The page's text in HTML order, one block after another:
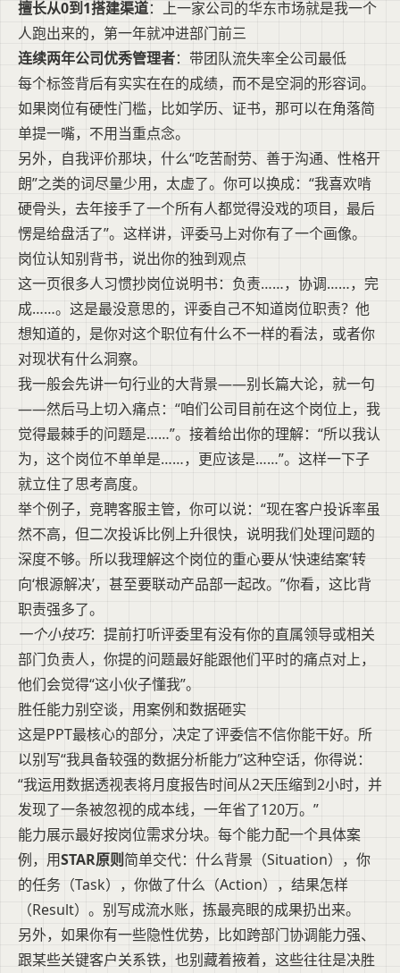
擅长从0到1搭建渠道：上一家公司的华东市场就是我一个
人跑出来的，第一年就冲进部门前三
连续两年公司优秀管理者：带团队流失率全公司最低
每个标签背后有实实在在的成绩，而不是空洞的形容词。
如果岗位有硬性门槛，比如学历、证书，那可以在角落简
单提一嘴，不用当重点念。
另外，自我评价那块，什么“吃苦耐劳、善于沟通、性格开
朗”之类的词尽量少用，太虚了。你可以换成：“我喜欢啃
硬骨头，去年接手了一个所有人都觉得没戏的项目，最后
愣是给盘活了”。这样讲，评委马上对你有了一个画像。
岗位认知别背书，说出你的独到观点
这一页很多人习惯抄岗位说明书：负责……，协调……，完
成……。这是最没意思的，评委自己不知道岗位职责？他
想知道的，是你对这个职位有什么不一样的看法，或者你
对现状有什么洞察。
我一般会先讲一句行业的大背景——别长篇大论，就一句
——然后马上切入痛点：“咱们公司目前在这个岗位上，我
觉得最棘手的问题是……”。接着给出你的理解：“所以我认
为，这个岗位不单单是……，更应该是……”。这样一下子
就立住了思考高度。
举个例子，竞聘客服主管，你可以说：“现在客户投诉率虽
然不高，但二次投诉比例上升很快，说明我们处理问题的
深度不够。所以我理解这个岗位的重心要从‘快速结案’转
向‘根源解决’，甚至要联动产品部一起改。”你看，这比背
职责强多了。
一个小技巧：提前打听评委里有没有你的直属领导或相关
部门负责人，你提的问题最好能跟他们平时的痛点对上，
他们会觉得“这小伙子懂我”。
胜任能力别空谈，用案例和数据砸实
这是PPT最核心的部分，决定了评委信不信你能干好。所
以别写“我具备较强的数据分析能力”这种空话，你得说：
“我运用数据透视表将月度报告时间从2天压缩到2小时，并
发现了一条被忽视的成本线，一年省了120万。”
能力展示最好按岗位需求分块。每个能力配一个具体案
例，用STAR原则简单交代：什么背景（Situation），你
的任务（Task），你做了什么（Action），结果怎样
（Result）。别写成流水账，拣最亮眼的成果扔出来。
另外，如果你有一些隐性优势，比如跨部门协调能力强、
跟某些关键客户关系铁，也别藏着掖着，这些往往是决胜